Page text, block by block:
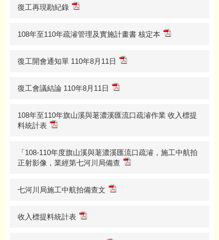
復工再現勘紀錄
108年至110年疏濬管理及實施計畫書 核定本
復工開會通知單 110年8月11日
復工會議結論 110年8月11日
108年至110年旗山溪與荖濃溪匯流口疏濬作業 收入標提
料統計表
「108-110年度旗山溪與荖濃溪匯流口疏濬，施工中航拍
正射影像，業經第七河川局備查
七河川局施工中航拍備查文
收入標提料統計表